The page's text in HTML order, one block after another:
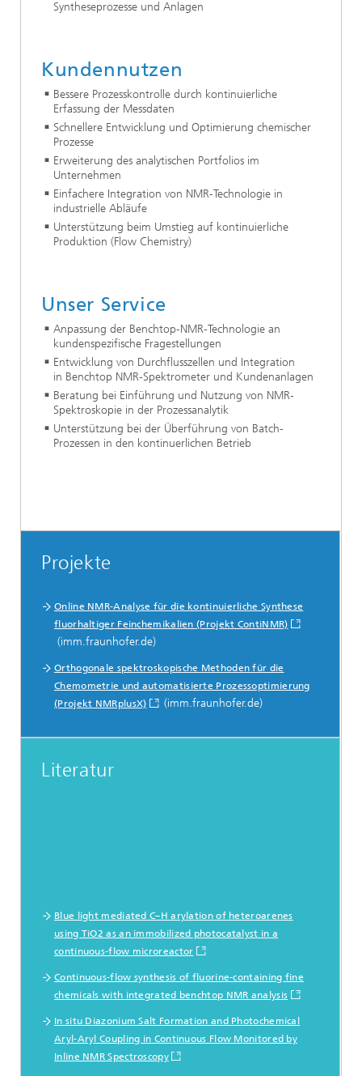
Syntheseprozesse und Anlagen
Kundennutzen
Bessere Prozesskontrolle durch kontinuierliche
Erfassung der Messdaten
Schnellere Entwicklung und Optimierung chemischer
Prozesse
Erweiterung des analytischen Portfolios im
Unternehmen
Einfachere Integration von NMR-Technologie in
industrielle Abläufe
Unterstützung beim Umstieg auf kontinuierliche
Produktion (Flow Chemistry)
Unser Service
Anpassung der Benchtop-NMR-Technologie an
kundenspezifische Fragestellungen
Entwicklung von Durchflusszellen und Integration
in Benchtop NMR-Spektrometer und Kundenanlagen
Beratung bei Einführung und Nutzung von NMR-
Spektroskopie in der Prozessanalytik
Unterstützung bei der Überführung von Batch-
Prozessen in den kontinuerlichen Betrieb
Projekte
Online NMR-Analyse für die kontinuierliche Synthese
fluorhaltiger Feinchemikalien (Projekt ContiNMR)
(imm.fraunhofer.de)
Orthogonale spektroskopische Methoden für die
Chemometrie und automatisierte Prozessoptimierung
(Projekt NMRplusX)
(imm.fraunhofer.de)
Literatur
Blue light mediated C–H arylation of heteroarenes
using TiO2 as an immobilized photocatalyst in a
continuous-flow microreactor
Continuous-flow synthesis of fluorine-containing fine
chemicals with integrated benchtop NMR analysis
In situ Diazonium Salt Formation and Photochemical
Aryl-Aryl Coupling in Continuous Flow Monitored by
Inline NMR Spectroscopy